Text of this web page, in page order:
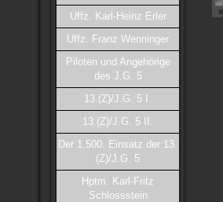
Uffz. Karl-Heinz Erler
Uffz. Franz Wenninger
Piloten und Angehörige
des J.G. 5
13.(Z)/J.G. 5 I.
13.(Z)/J.G. 5 II.
Der 1.500. Einsatz der 13.
(Z)/J.G. 5
Hptm. Karl-Fritz
Schlossstein